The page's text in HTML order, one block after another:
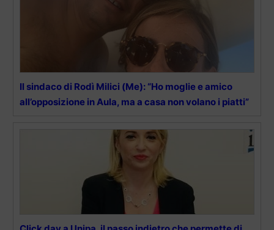
Il sindaco di Rodì Milici (Me): “Ho moglie e amico
all’opposizione in Aula, ma a casa non volano i piatti”